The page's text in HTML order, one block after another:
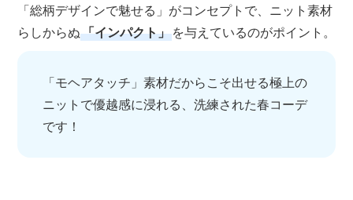
「総柄デザインで魅せる」がコンセプトで、ニット素材
らしからぬ「インパクト」を与えているのがポイント。
「モヘアタッチ」素材だからこそ出せる極上の
ニットで優越感に浸れる、洗練された春コーデ
です！